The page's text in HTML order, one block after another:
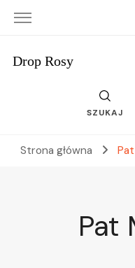
Drop Rosy
SZUKAJ
Strona główna
Pat